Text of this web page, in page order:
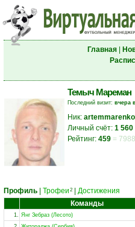
Главная|
Темыч Мареман
Последний визит: вчера
Ник:
Личный счёт: 1 560
Рейтинг: 459 =
Профиль Трофеи 2
Достижения
Команды
1. Янг Зебраз (Лесото)